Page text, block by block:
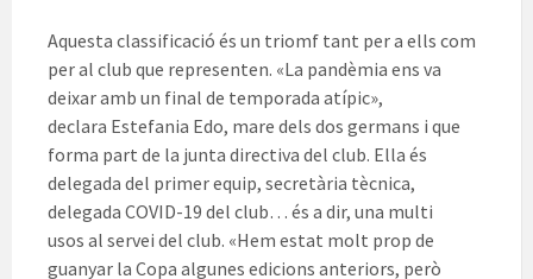
Aquesta classificació és un triomf tant per a ells com
per al club que representen. «La pandèmia ens va
deixar amb un final de temporada atípic»,
declara Estefania Edo, mare dels dos germans i que
forma part de la junta directiva del club. Ella és
delegada del primer equip, secretària tècnica,
delegada COVID-19 del club… és a dir, una multi
usos al servei del club. «Hem estat molt prop de
guanyar la Copa algunes edicions anteriors, però